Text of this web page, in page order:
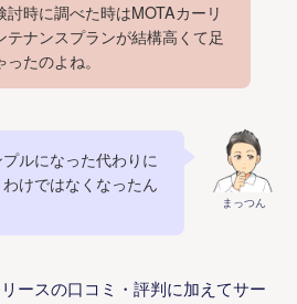
討時に調べた時はMOTAカーリ
テナンスプランが結構高くて足
たのよね。
まっつん
ルになった代わりに
けではなくなったん
ースの口コミ・評判に加えてサー